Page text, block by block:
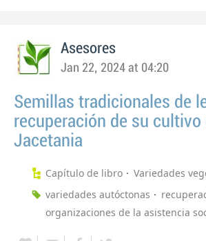
Asesores
Jan 22, 2024 at 04:20
Semillas tradicionales de
recuperación de su cultivo
Jacetania
Capítulo de libro Variedades
variedades autóctonas
organizaciones de la asistencia